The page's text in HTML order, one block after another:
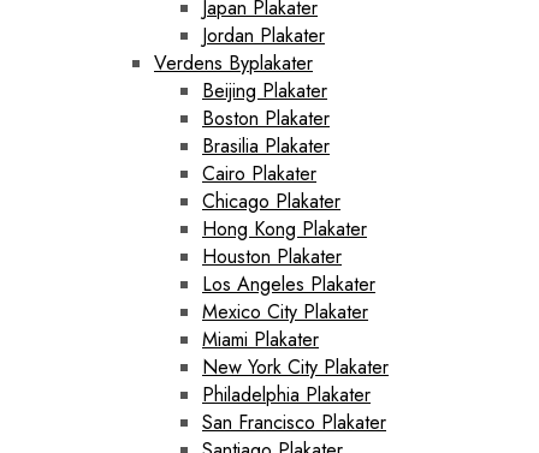
Japan Plakater
Jordan Plakater
Verdens Byplakater
Beijing Plakater
Boston Plakater
Brasilia Plakater
Cairo Plakater
Chicago Plakater
Hong Kong Plakater
Houston Plakater
Los Angeles Plakater
Mexico City Plakater
Miami Plakater
New York City Plakater
Philadelphia Plakater
San Francisco Plakater